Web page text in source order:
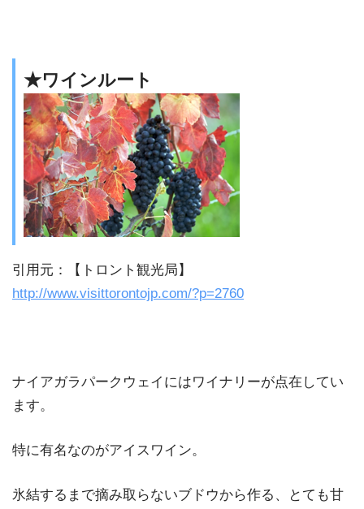
★ワインルート
引用元：【トロント観光局】
http://www.visittorontojp.com/?p=2760
ナイアガラパークウェイにはワイナリーが点在してい
ます。
特に有名なのがアイスワイン。
氷結するまで摘み取らないブドウから作る、とても甘